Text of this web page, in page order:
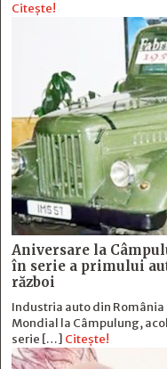
Citește!
Aniversare la
în serie a primului
război
Industria auto din România
Mondial la Câmpulung,
serie […] Citește!